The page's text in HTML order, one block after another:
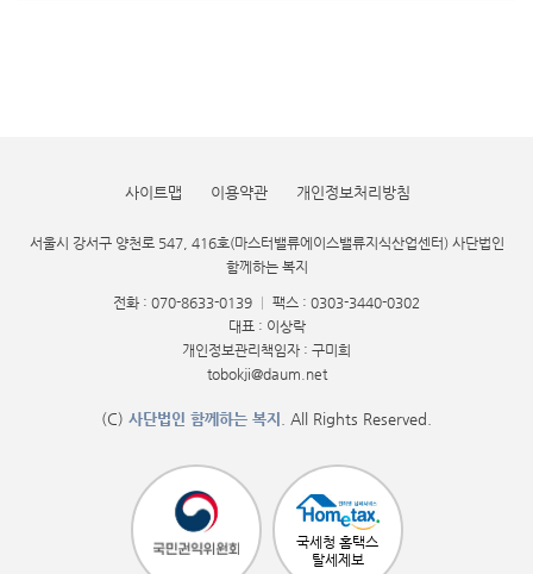
사이트맵 이용약관 개인정보처리방침
서울시 강서구 양천로 547, 416호(마스터밸류에이스밸류지식산업센터) 사단법인
함께하는 복지
전화 : 070-8633-0139
팩스 : 0303-3440-0302
대표 : 이상락
개인정보관리책임자 : 구미희
tobokji@daum.net
(C) 사단법인 함께하는 복지 . All Rights Reserved.
국세청 홈택스
탈세제보